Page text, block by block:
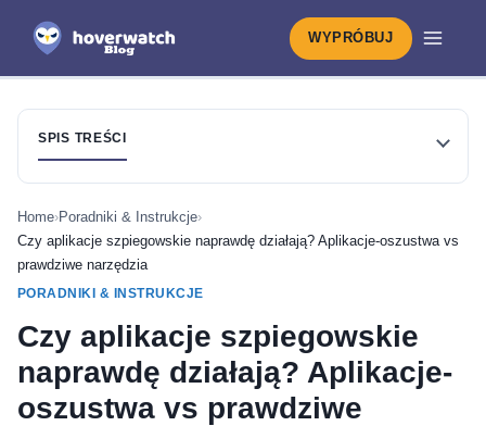
WYPRÓBUJ
SPIS TREŚCI
Home›Poradniki & Instrukcje›
Czy aplikacje szpiegowskie naprawdę działają? Aplikacje-oszustwa vs
prawdziwe narzędzia
PORADNIKI & INSTRUKCJE
Czy aplikacje szpiegowskie
naprawdę działają? Aplikacje-
oszustwa vs prawdziwe